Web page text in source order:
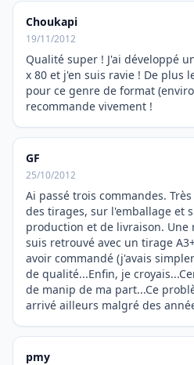
Choukapi
19/11/2012
Qualité super ! J'ai développé
x 80 et j'en suis ravie ! De plus
pour ce genre de format
recommande vivement !
GF
25/10/2012
Ai passé trois commandes.
des tirages, sur l'emballage et
production et de livraison. Une
suis retrouvé avec un tirage
avoir commandé (j'avais
de qualité...Enfin, je
de manip de ma part...Ce
arrivé ailleurs malgré des
pmy